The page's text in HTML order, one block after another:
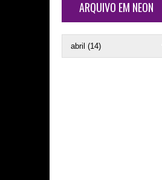
ARQUIVO EM NEON